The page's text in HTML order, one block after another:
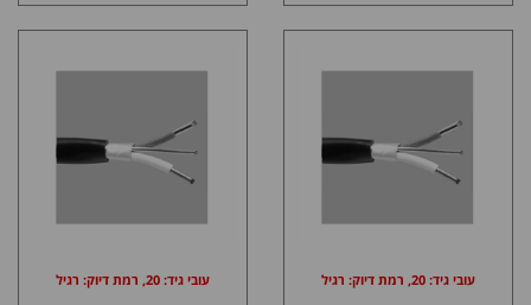
עובי גיד: 20, רמת דיוק: רגיל עובי גיד: 20, רמת דיוק: רגיל